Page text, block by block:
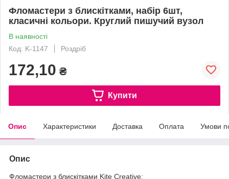
Фломастери з блискітками, набір 6шт,
класичні кольори. Круглий пишучий вузол
В наявності
Код: K-1147
Роздріб
172,10 ₴
Купити
Опис Характеристики Доставка Оплата Умови
Опис
Фломастери з блискітками Kite Creative: